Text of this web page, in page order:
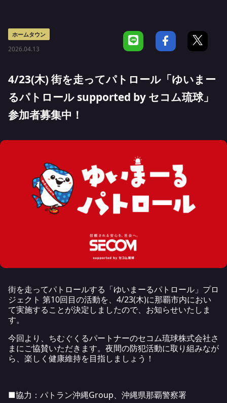
ホームタウン
2026.04.13
4/23(木) 街を走ってパトロール「ゆいまー
るパトロール supported by セコム琉球」
参加者募集中！
街を走ってパトロールする「ゆいまーるパトロール」プロ
ジェクト 第10回目の活動を、4/23(木)に那覇市内におい
て実施することが決定しましたので、お知らせいたしま
す。
今回より、ちむぐくるパートナーのセコム琉球株式会社さ
まにご協賛いただきます。夜間の防犯活動に取り組みなが
ら、楽しく健康維持を目指しましょう！
■協力：パトラン沖縄Group、沖縄県那覇警察署